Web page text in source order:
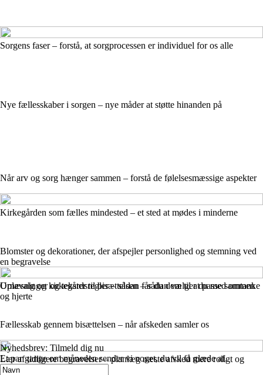
Sorgens faser – forstå, at sorgprocessen er individuel for os alle
Nye fællesskaber i sorgen – nye måder at støtte hinanden på
Når arv og sorg hænger sammen – forstå de følelsesmæssige aspekter
Blomster og dekorationer, der afspejler personlighed og stemning ved
en begravelse
Fællesskab gennem bisættelsen – når afskeden samler os
Kirkegården som fælles mindested – et sted at mødes i minderne
Urnevalg og kirkegårdsregler – sådan får du dem til at passe sammen
Lær af tidligere begravelser – planlæg næste afsked mere roligt og
effektivt
Oplæsninger og tekster til bisættelsen – sådan vælger du med omtanke
og hjerte
Nyhedsbrev: Tilmeld dig nu
Et par gange om måneden sender vi noget, du vil få glæde af.